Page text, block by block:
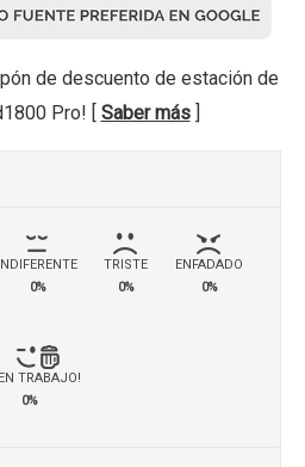
de descuento de estación de
Pro! [ Saber más]
0%
TRISTE
0%
ENFADADO
0%
TRABAJO!
0%